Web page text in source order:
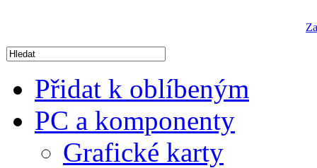
Přidat k oblíbeným
PC a komponenty
Grafické karty